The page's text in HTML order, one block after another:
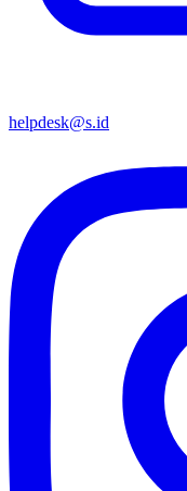
helpdesk@s.id